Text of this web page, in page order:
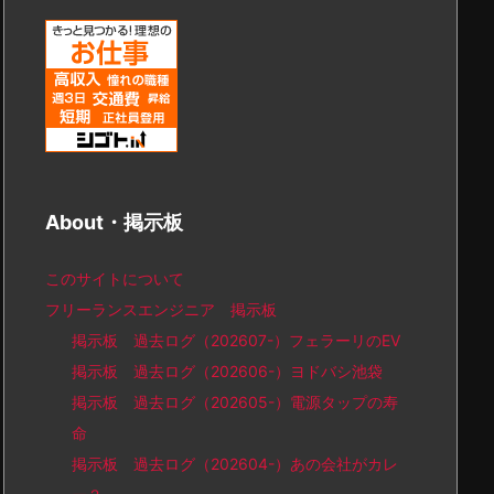
About・掲示板
このサイトについて
フリーランスエンジニア 掲示板
掲示板 過去ログ（202607-）フェラーリのEV
掲示板 過去ログ（202606-）ヨドバシ池袋
掲示板 過去ログ（202605-）電源タップの寿
命
掲示板 過去ログ（202604-）あの会社がカレ